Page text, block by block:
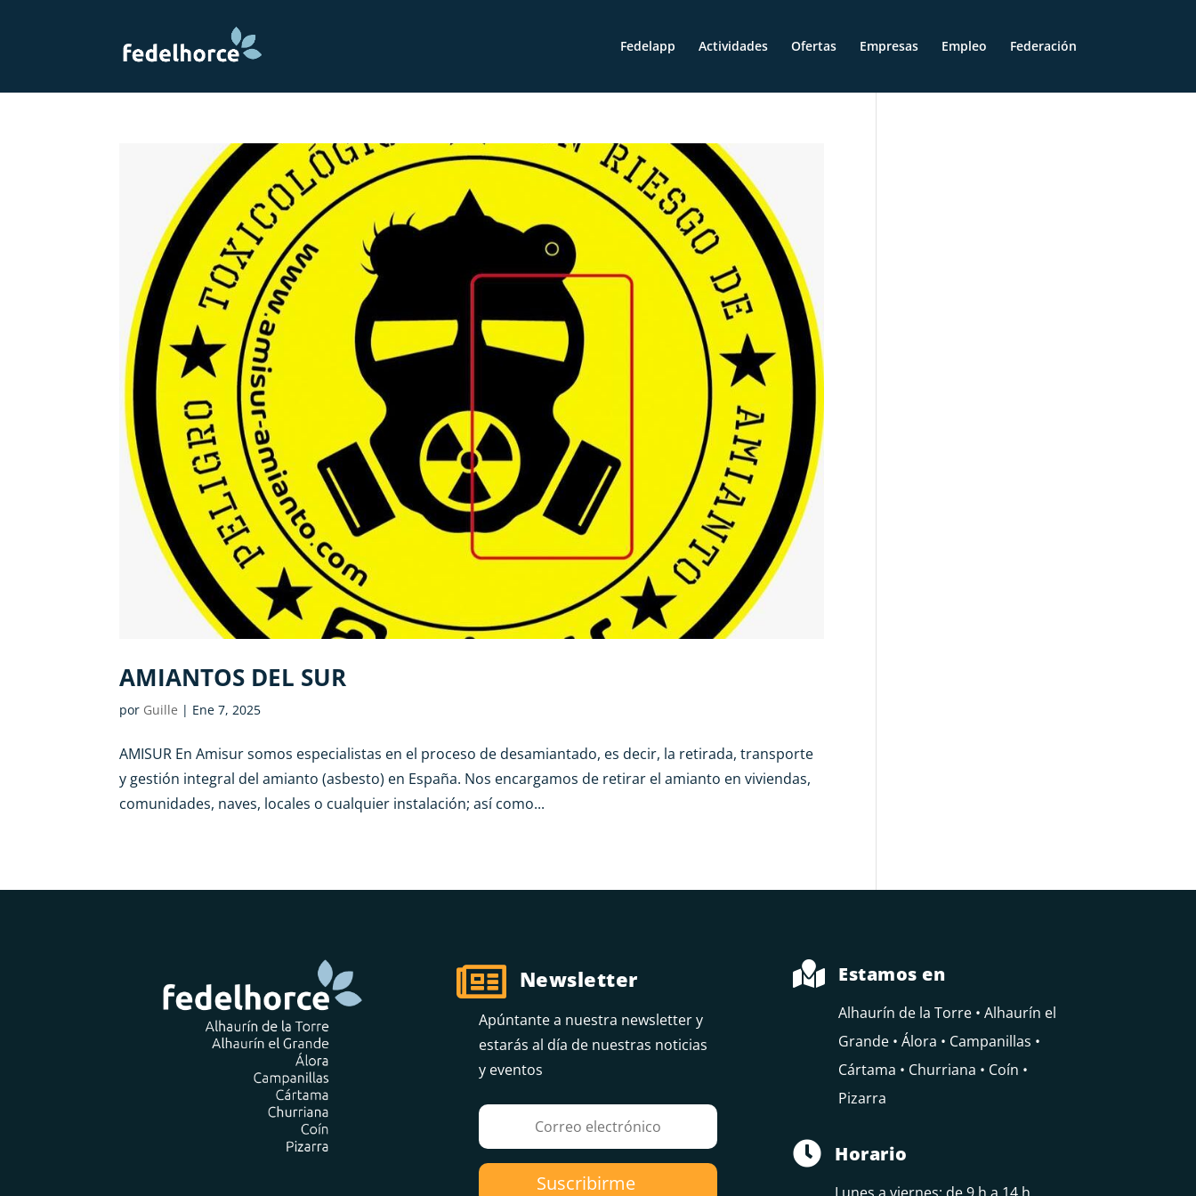
Fedelapp Actividades Ofertas Empresas Empleo Federación
AMIANTOS DEL SUR
por Guille | Ene 7, 2025
AMISUR En Amisur somos especialistas en el proceso de desamiantado, es decir, la retirada, transporte
y gestión integral del amianto (asbesto) en España. Nos encargamos de retirar el amianto en viviendas,
comunidades, naves, locales o cualquier instalación; así como...
 Newsletter
Apúntante a nuestra newsletter y
estarás al día de nuestras noticias
y eventos
Suscribirme
 Estamos en
Alhaurín de la Torre • Alhaurín el
Grande • Álora • Campanillas •
Cártama • Churriana • Coín •
Pizarra
 Horario